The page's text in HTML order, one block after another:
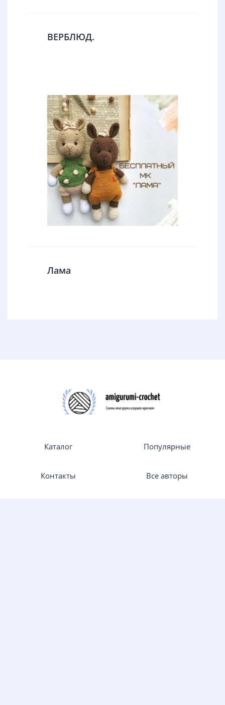
ВЕРБЛЮД.
Лама
Каталог Популярные
Контакты Все авторы